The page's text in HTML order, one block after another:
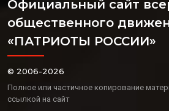
Официальный сайт
общественного
«ПАТРИОТЫ РОССИИ»
© 2006-2026
Полное или частичное копирование
ссылкой на сайт